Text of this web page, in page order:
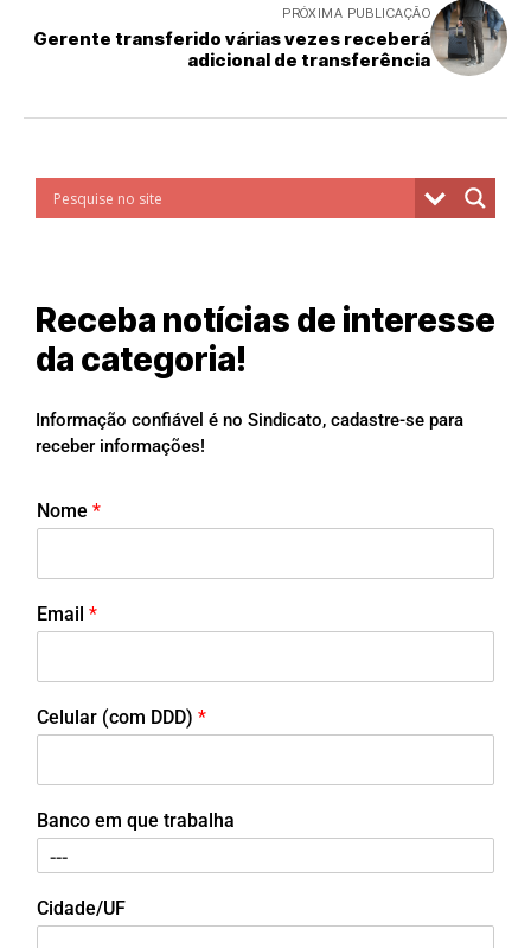
PRÓXIMA PUBLICAÇÃO
Gerente transferido várias vezes receberá
adicional de transferência
Receba notícias de interesse
da categoria!
Informação confiável é no Sindicato, cadastre-se para
receber informações!
Nome *
Email *
Celular (com DDD) *
Banco em que trabalha
Cidade/UF